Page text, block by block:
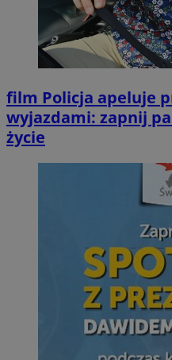
film Policja apeluje
wyjazdami: zapnij
życie